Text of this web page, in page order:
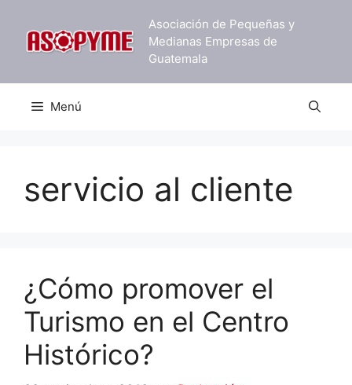
contenido
Asociación de Pequeñas y
Medianas Empresas de
Guatemala
Menú
servicio al cliente
¿Cómo promover el
Turismo en el Centro
Histórico?